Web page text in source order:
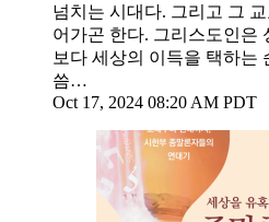
넘치는 시대다. 그리고 그
어가곤 한다. 그리스도인은
보다 세상의 이득을 택하는
씀…
Oct 17, 2024 08:20 AM PDT